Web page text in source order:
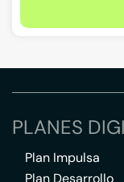
PLANES
Plan Impulsa
Plan Desarrollo